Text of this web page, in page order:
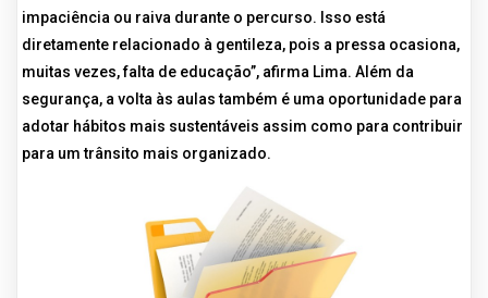
impaciência ou raiva durante o percurso. Isso está
diretamente relacionado à gentileza, pois a pressa ocasiona,
muitas vezes, falta de educação”, afirma Lima. Além da
segurança, a volta às aulas também é uma oportunidade para
adotar hábitos mais sustentáveis assim como para contribuir
para um trânsito mais organizado.